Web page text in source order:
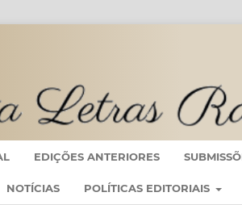
EDIÇÕES ANTERIORES
NOTÍCIAS POLÍTICAS EDITORIAIS